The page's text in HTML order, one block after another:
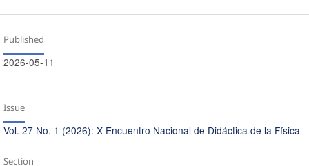
Published
2026-05-11
Issue
Vol. 27 No. 1 (2026): X Encuentro Nacional de Didáctica de la Física
Section